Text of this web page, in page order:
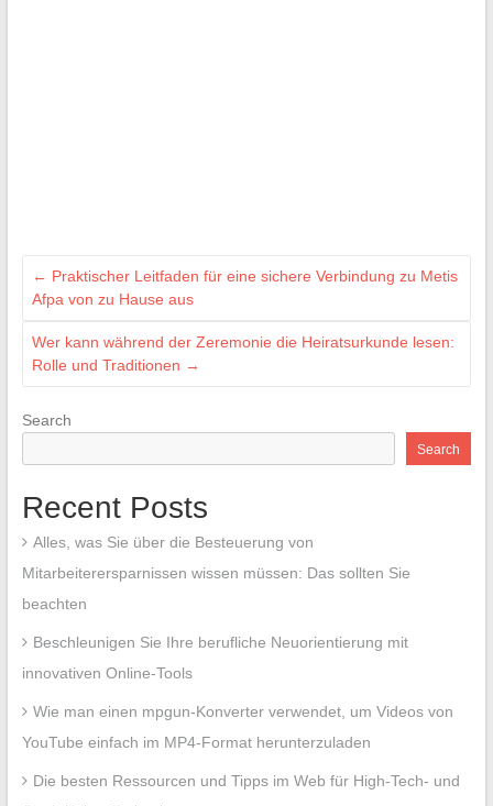
← Praktischer Leitfaden für eine sichere Verbindung zu Metis
Afpa von zu Hause aus
Wer kann während der Zeremonie die Heiratsurkunde lesen:
Rolle und Traditionen →
Search
Search
Recent Posts
Alles, was Sie über die Besteuerung von
Mitarbeiterersparnissen wissen müssen: Das sollten Sie
beachten
Beschleunigen Sie Ihre berufliche Neuorientierung mit
innovativen Online-Tools
Wie man einen mpgun-Konverter verwendet, um Videos von
YouTube einfach im MP4-Format herunterzuladen
Die besten Ressourcen und Tipps im Web für High-Tech- und